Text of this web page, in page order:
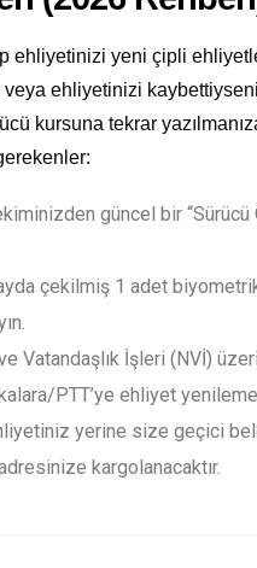
ehliyetinizi yeni çipli
veya ehliyetinizi
kursuna tekrar
güncel bir “Sürücü
çekilmiş 1 adet
Vatandaşlık İşleri (NVİ)
PTT’ye ehliyet yenileme
yerine size geçici
kargolanacaktır.